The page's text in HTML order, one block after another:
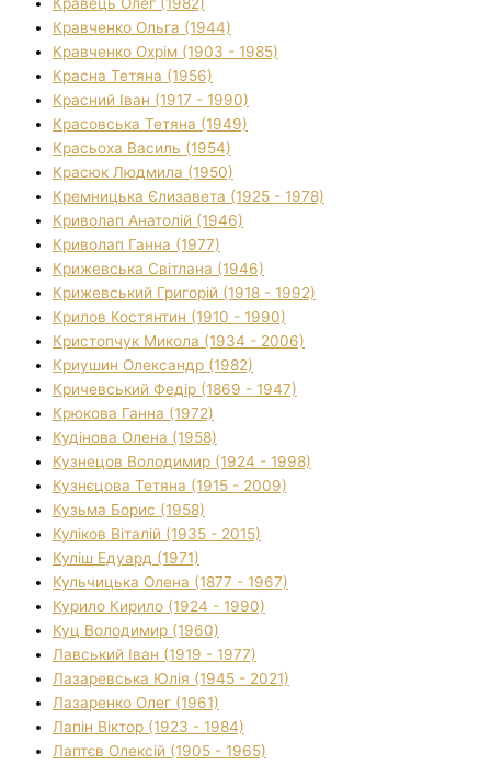
Кравченко Ольга (1944)
Кравченко Охрім (1903 - 1985)
Красна Тетяна (1956)
Красний Іван (1917 - 1990)
Красовська Тетяна (1949)
Красьоха Василь (1954)
Красюк Людмила (1950)
Кремницька Єлизавета (1925 - 1978)
Криволап Анатолій (1946)
Криволап Ганна (1977)
Крижевська Світлана (1946)
Крижевський Григорій (1918 - 1992)
Крилов Костянтин (1910 - 1990)
Кристопчук Микола (1934 - 2006)
Криушин Олександр (1982)
Кричевський Федір (1869 - 1947)
Крюкова Ганна (1972)
Кудінова Олена (1958)
Кузнецов Володимир (1924 - 1998)
Кузнєцова Тетяна (1915 - 2009)
Кузьма Борис (1958)
Куліков Віталій (1935 - 2015)
Куліш Едуард (1971)
Кульчицька Олена (1877 - 1967)
Курило Кирило (1924 - 1990)
Куц Володимир (1960)
Лавський Іван (1919 - 1977)
Лазаревська Юлія (1945 - 2021)
Лазаренко Олег (1961)
Лапін Віктор (1923 - 1984)
Лаптєв Олексій (1905 - 1965)